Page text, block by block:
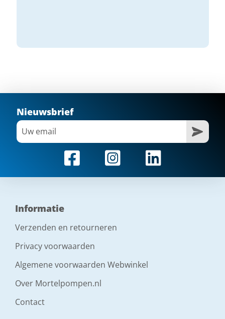
Nieuwsbrief
Informatie
Verzenden en retourneren
Privacy voorwaarden
Algemene voorwaarden Webwinkel
Over Mortelpompen.nl
Contact